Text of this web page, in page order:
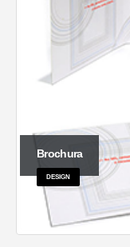
Brochura
DESIGN